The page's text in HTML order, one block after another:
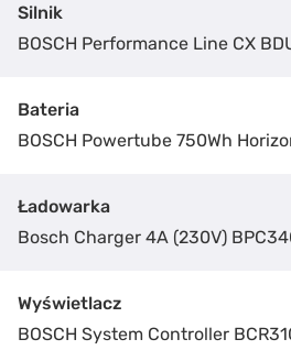
Silnik
BOSCH Performance Line CX
Bateria
BOSCH Powertube 750Wh
Ładowarka
Bosch Charger 4A (230V)
Wyświetlacz
BOSCH System Controller